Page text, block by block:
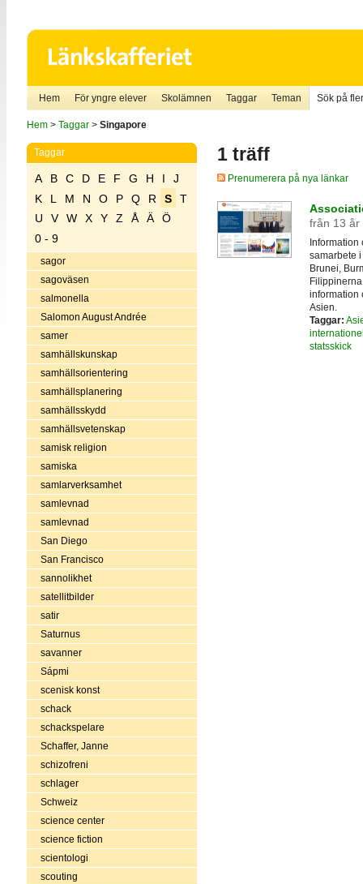
Hem För yngre elever Skolämnen Taggar Teman Sök på
Hem> Taggar> Singapore
Taggar
A B C D E F G H I
J
K
L M N O P Q R S
T
U
V W X Y Z Å Ä
Ö
0 - 9
sagor
sagoväsen
salmonella
Salomon August Andrée
samer
samhällskunskap
samhällsorientering
samhällsplanering
samhällsskydd
samhällsvetenskap
samisk religion
samiska
samlarverksamhet
samlevnad
samlevnad
San Diego
San Francisco
sannolikhet
satellitbilder
satir
Saturnus
savanner
Sápmi
scenisk konst
schack
schackspelare
Schaffer, Janne
schizofreni
schlager
Schweiz
science center
science fiction
scientologi
scouting
1 träff
Prenumerera på nya länkar
från 13 år
Information
samarbete
Brunei,
information
Asien.
Taggar:
statsskick